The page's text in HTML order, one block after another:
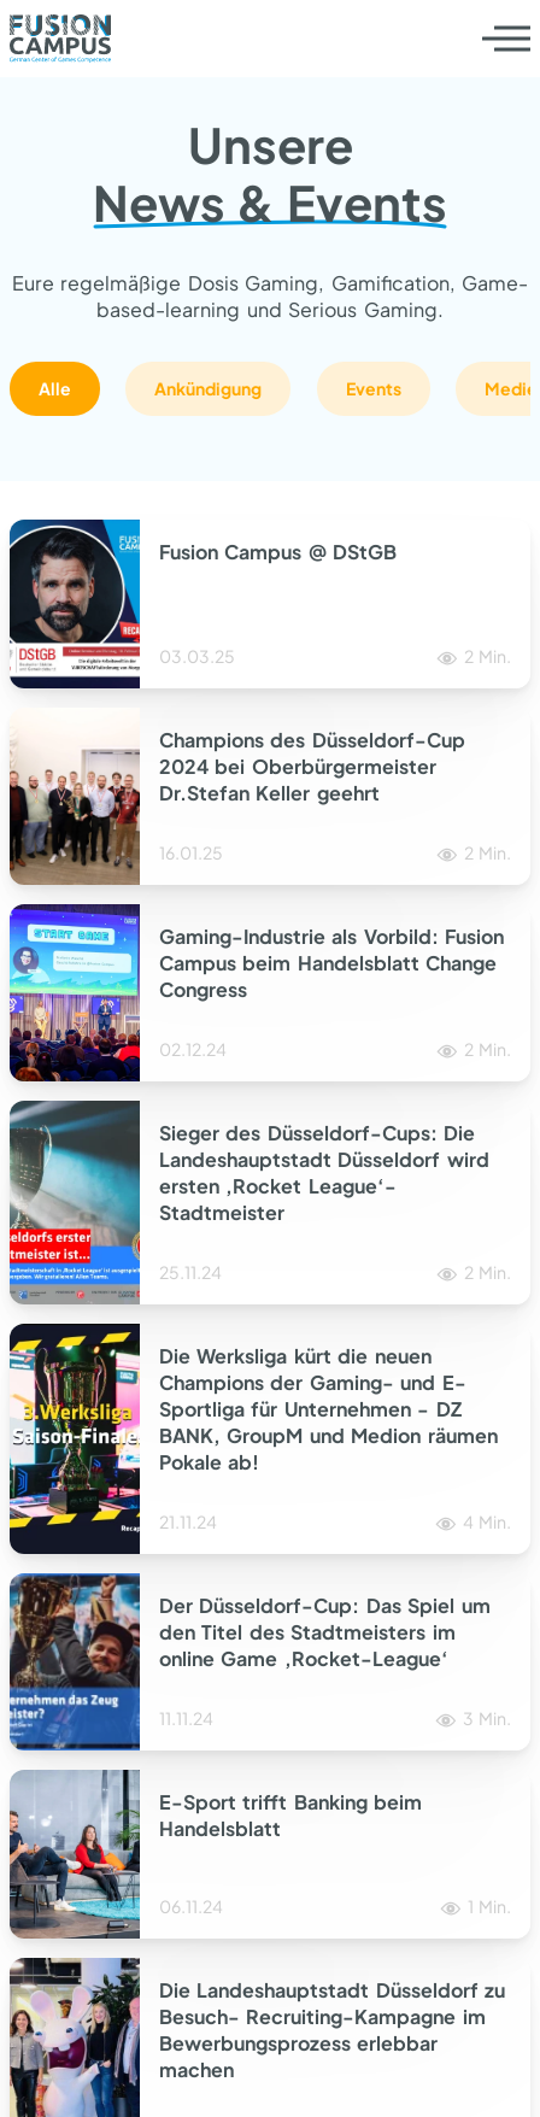
Leistungen
Insights
News / Events
Unsere
News & Events
Eure regelmäßige Dosis Gaming, Gamification, Game-
based-learning und Serious Gaming.
Alle Ankündigung Events
Fusion Campus @ DStGB
03.03.25 2 Min.
Champions des Düsseldorf-Cup
2024 bei Oberbürgermeister
Dr.Stefan Keller geehrt
16.01.25 2 Min.
Gaming-Industrie als Vorbild: Fusion
Campus beim Handelsblatt Change
Congress
02.12.24 2 Min.
Sieger des Düsseldorf-Cups: Die
Landeshauptstadt Düsseldorf wird
ersten ‚Rocket League‘-
Stadtmeister
25.11.24 2 Min.
Die Werksliga kürt die neuen
Champions der Gaming- und E-
Sportliga für Unternehmen - DZ
BANK, GroupM und Medion räumen
Pokale ab!
21.11.24 4 Min.
Der Düsseldorf-Cup: Das Spiel um
den Titel des Stadtmeisters im
online Game ‚Rocket-League‘
11.11.24 3 Min.
E-Sport trifft Banking beim
Handelsblatt
06.11.24 1 Min.
Die Landeshauptstadt Düsseldorf zu
Besuch- Recruiting-Kampagne im
Bewerbungsprozess erlebbar
machen